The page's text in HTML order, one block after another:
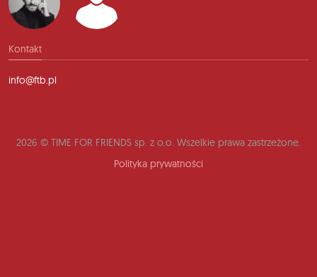
Kontakt
info@ftb.pl
2026 © TIME FOR FRIENDS sp. z o.o. Wszelkie prawa zastrzeżone.
Polityka prywatności